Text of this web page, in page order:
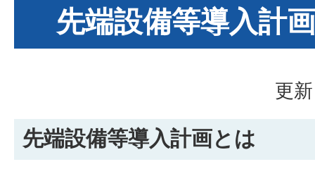
先端設備等導入計画
更
先端設備等導入計画とは